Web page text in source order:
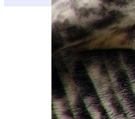
Suomen
aiheutuvista kuluista
Sen sijaan
“Avustus voi lisätä